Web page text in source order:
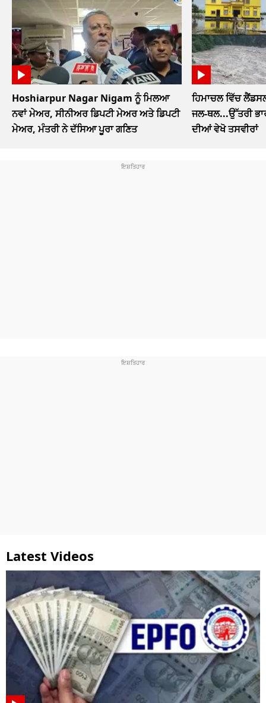
Hoshiarpur Nagar Nigam ਨੂੰ ਮਿਲਆ
ਨਵਾਂ ਮੇਅਰ, ਸੀਨੀਅਰ ਡਿਪਟੀ ਮੇਅਰ ਅਤੇ ਡਿਪਟੀ
ਮੇਅਰ, ਮੰਤਰੀ ਨੇ ਦੱਸਿਆ ਪੂਰਾ ਗਣਿਤ
ਹਿਮਾਚਲ ਵਿੱਚ
ਜਲ-ਥਲ...ਉੱਤਰੀ
ਦੀਆਂ ਵੇਖੋ ਤਸਵੀਰਾਂ
Latest Videos